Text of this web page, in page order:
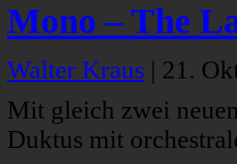
Mono – The
Walter Kraus | 21.
Mit gleich zwei
Duktus mit